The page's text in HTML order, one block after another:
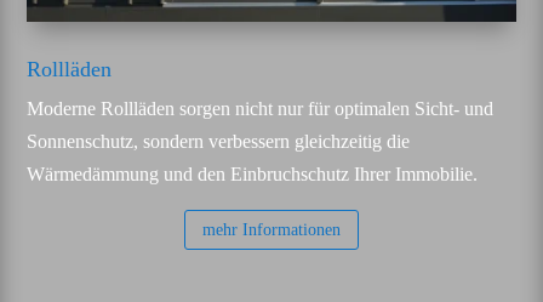
Rollläden
Moderne Rollläden sorgen nicht nur für optimalen Sicht- und
Sonnenschutz, sondern verbessern gleichzeitig die
Wärmedämmung und den Einbruchschutz Ihrer Immobilie.
mehr Informationen